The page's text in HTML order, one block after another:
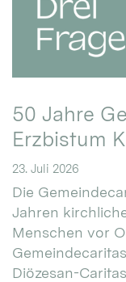
50 Jahre
Erzbistum
23. Juli 2026
Die
Jahren
Menschen vor
Diözesan-